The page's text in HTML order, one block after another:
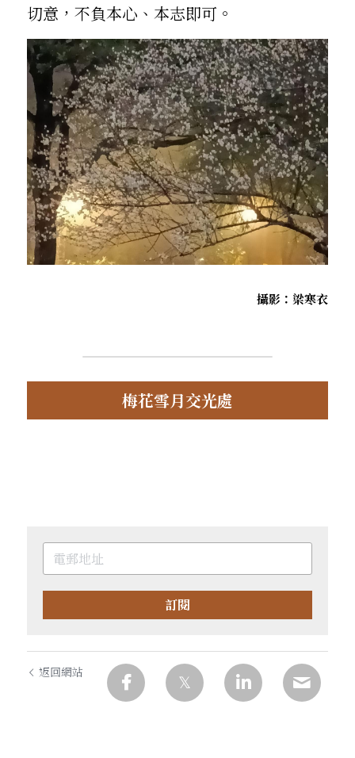
切意，不負本心、本志即可。
攝影：梁寒衣
梅花雪月交光處
訂閱
返回網站